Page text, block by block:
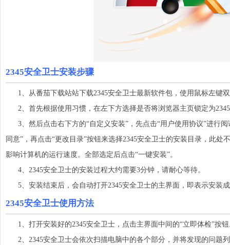
2345安全卫士安装步骤
1、从番茄下载站站下载2345安全卫士最新软件包，使用鼠标左键
2、首先根据使用习惯，在左下方选择是否将浏览器主页锁定为
3、然后点击右下方的“自定义安装”，先点击“用户使用协议”进行
同意”，再点击“更改目录”按钮来选择2345安全卫士的安装目录，此处
影响计算机的运行速度。全部选定后点击“一键安装”。
4、2345安全卫士的安装过程大约需要3分钟，请耐心等待。
5、安装结束后，会自动打开2345安全卫士的主界面，即表示安装
2345安全卫士使用方法
1、打开安装好的2345安全卫士，点击主界面中间的“立即体检”按
2、2345安全卫士会依次扫描电脑中的各个部分，并将发现的问题